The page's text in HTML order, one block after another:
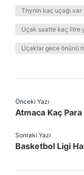
Thynin kaç uçağı var
Uçak saatte kaç litre
Uçaklar gece önünü
Önceki Yazı
Atmaca Kaç Para
Sonraki Yazı
Basketbol Ligi